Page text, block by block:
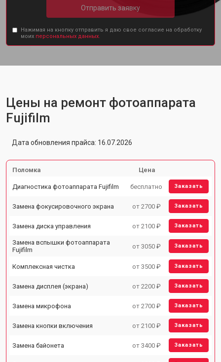
Отправить заявку
Нажимая на кнопку отправить я даю свое согласие на обработку
моих персональных данных.
Цены на ремонт фотоаппарата
Fujifilm
Дата обновления прайса: 16.07.2026
Поломка Цена
Диагностика фотоаппарата Fujifilm бесплатно Заказать
Замена фокусировочного экрана от 2700 ₽ Заказать
Замена диска управления от 2100 ₽ Заказать
Замена вспышки фотоаппарата
Fujifilm
от 3050 ₽ Заказать
Комплексная чистка от 3500 ₽ Заказать
Замена дисплея (экрана) от 2200 ₽ Заказать
Замена микрофона от 2700 ₽ Заказать
Замена кнопки включения от 2100 ₽ Заказать
Замена байонета от 3400 ₽ Заказать